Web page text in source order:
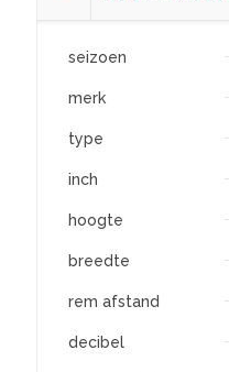
seizoen
merk
type
inch
hoogte
breedte
rem afstand
decibel